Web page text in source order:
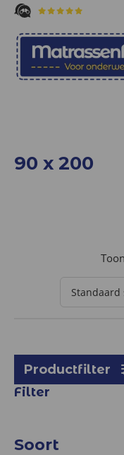
90 x 200
Productfilter
Filter
Soort